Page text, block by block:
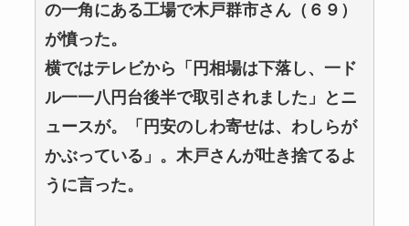
の一角にある工場で木戸群市さん（６９）
が憤った。
横ではテレビから「円相場は下落し、一ド
ル一一八円台後半で取引されました」とニ
ュースが。「円安のしわ寄せは、わしらが
かぶっている」。木戸さんが吐き捨てるよ
うに言った。